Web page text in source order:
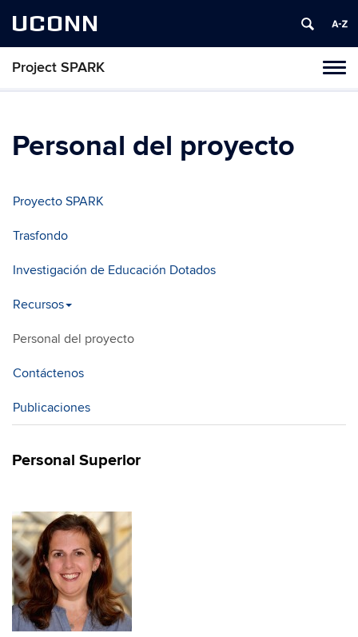
UCONN
Project SPARK
Skip
Personal del proyecto
Proyecto SPARK
Trasfondo
Investigación de Educación Dotados
Recursos
Personal del proyecto
Contáctenos
Publicaciones
Personal Superior